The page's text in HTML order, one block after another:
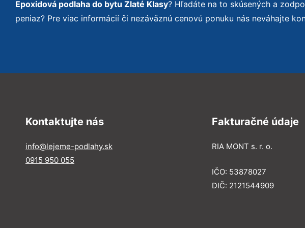
Epoxidová podlaha do bytu Zlaté Klasy? Hľadáte na to skúsených a
peniaz? Pre viac informácií či nezáväznú cenovú ponuku nás neváhajte
Kontaktujte nás
info@lejeme-podlahy.sk
0915 950 055
Fakturačné údaje
RIA MONT s. r. o.
IČO: 53878027
DIČ: 2121544909